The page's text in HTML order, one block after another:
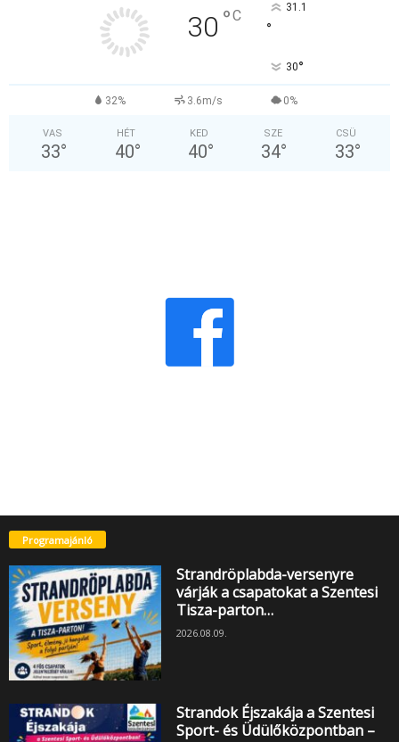
30 °C 31.1
°
30°
32% 3.6m/s 0%
VAS
33°
HÉT
40°
KED
40°
SZE
34°
CSÜ
33°
Programajánló
Strandröplabda-versenyre
várják a csapatokat a Szentesi
Tisza-parton…
2026.08.09.
Strandok Éjszakája a Szentesi
Sport- és Üdülőközpontban –